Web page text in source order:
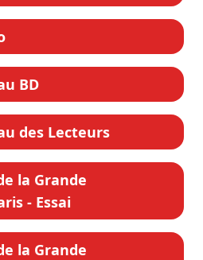
BD
des Lecteurs
la Grande
- Essai
la Grande